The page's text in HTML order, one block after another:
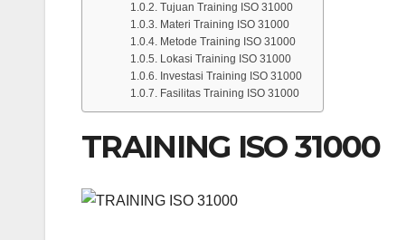
Tujuan Training ISO 31000
Materi Training ISO 31000
Metode Training ISO 31000
Lokasi Training ISO 31000
Investasi Training ISO 31000
Fasilitas Training ISO 31000
TRAINING ISO 31000